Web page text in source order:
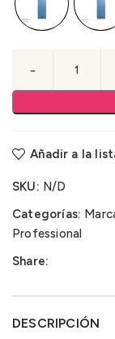
Añadir a la
SKU: N/D
Categorías:
Professional
Share:
DESCRIPCIÓN